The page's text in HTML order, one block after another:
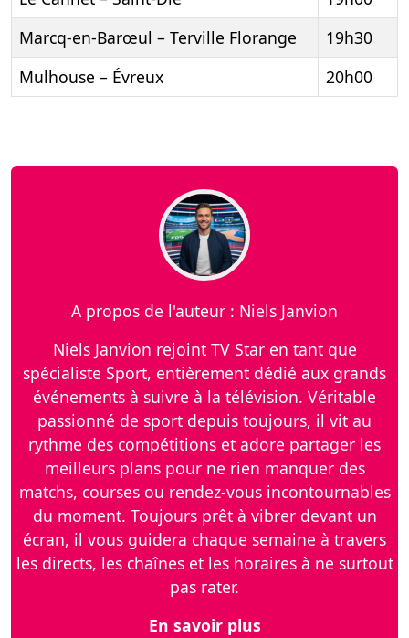
Marcq-en-Barœul – Terville Florange
19h30
Mulhouse – Évreux
20h00
A propos de l'auteur : Niels Janvion
Niels Janvion rejoint TV Star en tant que
spécialiste Sport, entièrement dédié aux grands
événements à suivre à la télévision. Véritable
passionné de sport depuis toujours, il vit au
rythme des compétitions et adore partager les
meilleurs plans pour ne rien manquer des
matchs, courses ou rendez-vous incontournables
du moment. Toujours prêt à vibrer devant un
écran, il vous guidera chaque semaine à travers
les directs, les chaînes et les horaires à ne surtout
pas rater.
En savoir plus